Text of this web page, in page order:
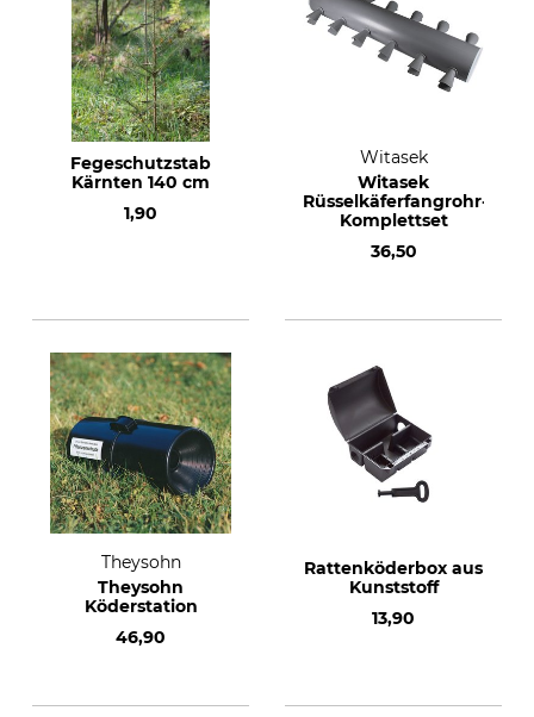
Fegeschutzstab
Kärnten 140 cm
1,90
Witasek
Witasek
Rüsselkäferfangrohr-
Komplettset
36,50
Theysohn
Theysohn
Köderstation
46,90
Rattenköderbox aus
Kunststoff
13,90